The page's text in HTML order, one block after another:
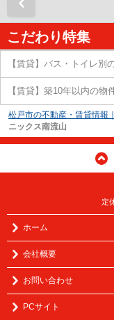
こだわり特集
【賃貸】バス・トイレ別
【賃貸】築10年以内の物
松戸市の不動産・賃貸情報
ニックス南流山
定
ホーム
会社概要
お問い合わせ
PCサイト